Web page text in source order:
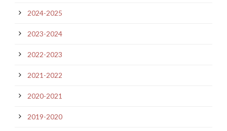
2024-2025
2023-2024
2022-2023
2021-2022
2020-2021
2019-2020